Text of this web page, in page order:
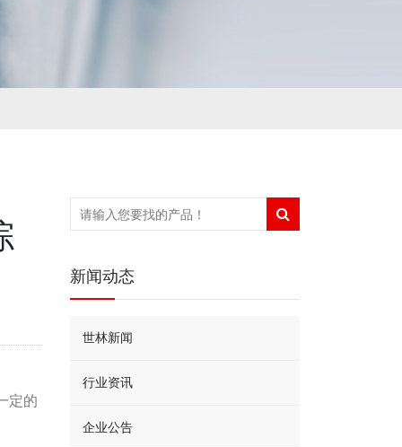
定的
新闻动态
世林新闻
行业资讯
企业公告